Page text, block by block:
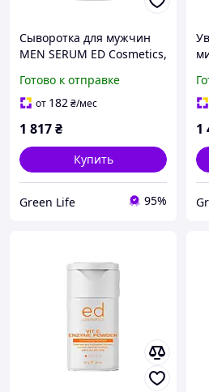
Сыворотка для мужчин
MEN SERUM ED Cosmetics,
Готово к отправке
от 182₴/мес
1 817₴
Купить
Green Life 95%
мл
1